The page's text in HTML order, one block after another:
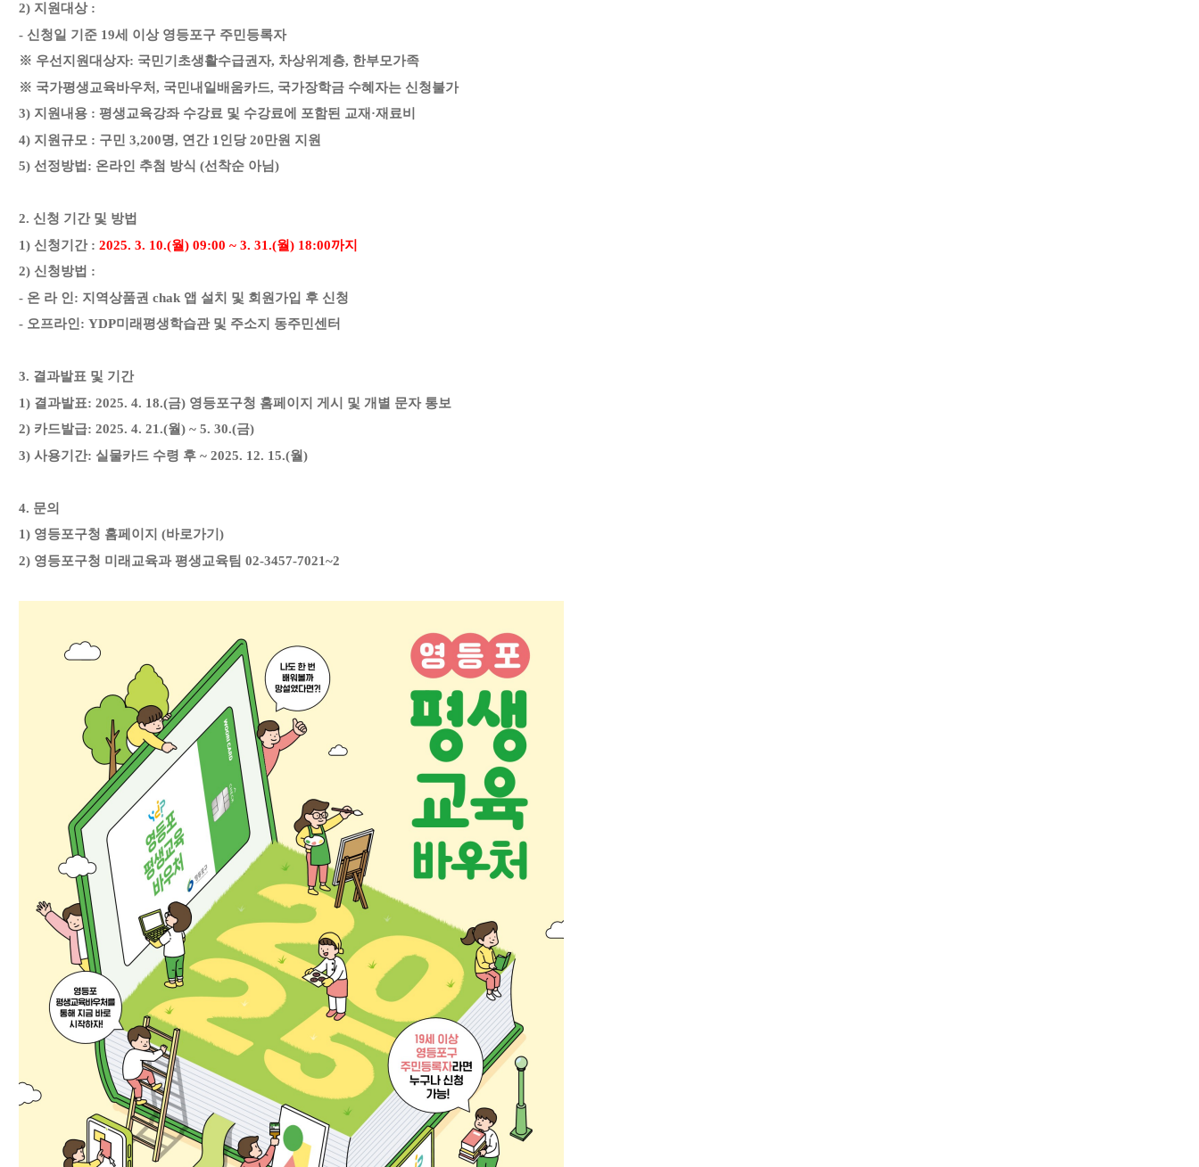
2) 지원대상 :
- 신청일 기준 19세 이상 영등포구 주민등록자
※ 우선지원대상자: 국민기초생활수급권자, 차상위계층, 한부모가족
※ 국가평생교육바우처, 국민내일배움카드, 국가장학금 수혜자는 신청불가
3) 지원내용 : 평생교육강좌 수강료 및 수강료에 포함된 교재·재료비
4) 지원규모 : 구민 3,200명, 연간 1인당 20만원 지원
5) 선정방법: 온라인 추첨 방식 (선착순 아님)
2. 신청 기간 및 방법
1) 신청기간 : 2025. 3. 10.(월) 09:00 ~ 3. 31.(월) 18:00까지
2) 신청방법 :
- 온 라 인: 지역상품권 chak 앱 설치 및 회원가입 후 신청
- 오프라인: YDP미래평생학습관 및 주소지 동주민센터
3. 결과발표 및 기간
1) 결과발표: 2025. 4. 18.(금) 영등포구청 홈페이지 게시 및 개별 문자 통보
2) 카드발급: 2025. 4. 21.(월) ~ 5. 30.(금)
3) 사용기간: 실물카드 수령 후 ~ 2025. 12. 15.(월)
4. 문의
1) 영등포구청 홈페이지 (바로가기 )
2) 영등포구청 미래교육과 평생교육팀 02-3457-7021~2